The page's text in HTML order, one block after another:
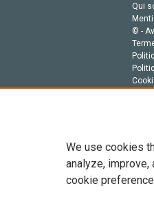
Qui
© -
Tout
de
We use cookies
analyze, improve,
cookie